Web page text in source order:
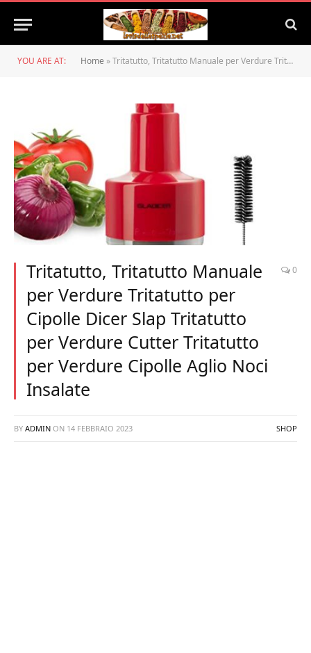
YOU ARE AT: Home »Tritatutto, Tritatutto Manuale per Verdure Tritatutto per Cipolle Dicer Slap Tritatutto per Verdure Cutter Tritatutto per Verdure Cipolle Aglio Noci Insalate
Tritatutto, Tritatutto Manuale
per Verdure Tritatutto per
Cipolle Dicer Slap Tritatutto
per Verdure Cutter Tritatutto
per Verdure Cipolle Aglio Noci
Insalate
0
BY ADMIN ON 14 FEBBRAIO 2023 SHOP